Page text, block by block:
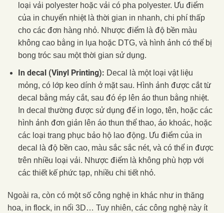
loại vải polyester hoặc vải có pha polyester. Ưu điểm
của in chuyển nhiệt là thời gian in nhanh, chi phí thấp
cho các đơn hàng nhỏ. Nhược điểm là độ bền màu
không cao bằng in lụa hoặc DTG, và hình ảnh có thể bị
bong tróc sau một thời gian sử dụng.
In decal (Vinyl Printing): Decal là một loại vật liệu
mỏng, có lớp keo dính ở mặt sau. Hình ảnh được cắt từ
decal bằng máy cắt, sau đó ép lên áo thun bằng nhiệt.
In decal thường được sử dụng để in logo, tên, hoặc các
hình ảnh đơn giản lên áo thun thể thao, áo khoác, hoặc
các loại trang phục bảo hộ lao động. Ưu điểm của in
decal là độ bền cao, màu sắc sắc nét, và có thể in được
trên nhiều loại vải. Nhược điểm là không phù hợp với
các thiết kế phức tạp, nhiều chi tiết nhỏ.
Ngoài ra, còn có một số công nghệ in khác như in thăng
hoa, in flock, in nổi 3D… Tuy nhiên, các công nghệ này ít